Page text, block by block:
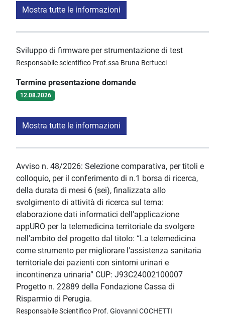
Mostra tutte le informazioni
Sviluppo di firmware per strumentazione di test
Responsabile scientifico Prof.ssa Bruna Bertucci
Termine presentazione domande
12.08.2026
Mostra tutte le informazioni
Avviso n. 48/2026: Selezione comparativa, per titoli e
colloquio, per il conferimento di n.1 borsa di ricerca,
della durata di mesi 6 (sei), finalizzata allo
svolgimento di attività di ricerca sul tema:
elaborazione dati informatici dell'applicazione
appURO per la telemedicina territoriale da svolgere
nell'ambito del progetto dal titolo: “La telemedicina
come strumento per migliorare l'assistenza sanitaria
territoriale dei pazienti con sintomi urinari e
incontinenza urinaria” CUP: J93C24002100007
Progetto n. 22889 della Fondazione Cassa di
Risparmio di Perugia.
Responsabile Scientifico Prof. Giovanni COCHETTI